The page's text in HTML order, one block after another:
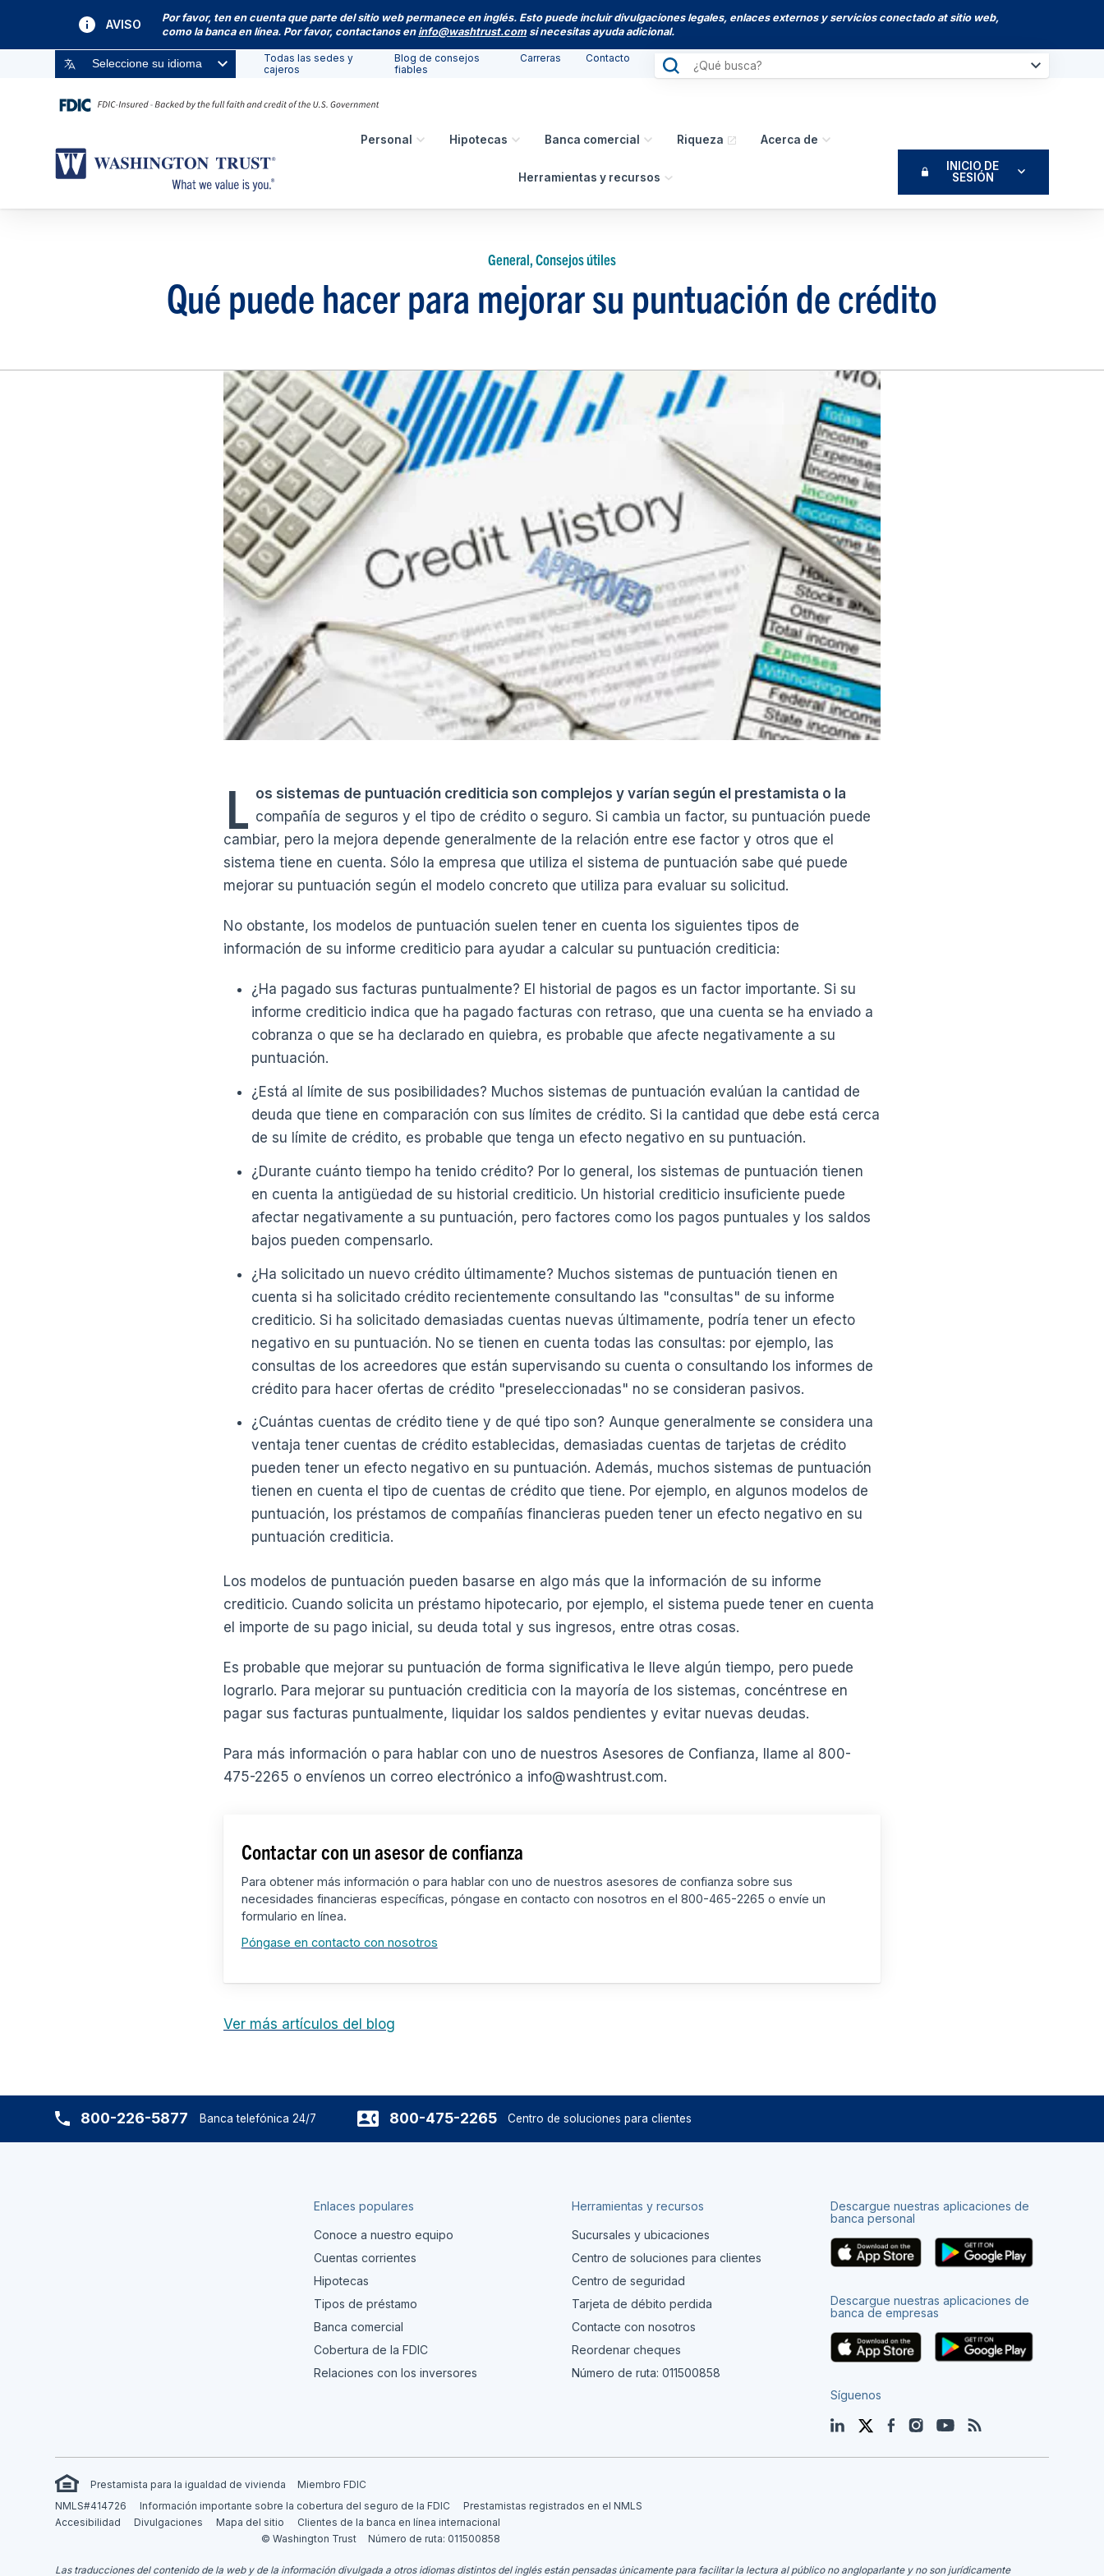
AVISO
Por favor, ten en cuenta que parte del sitio web permanece en inglés. Esto puede incluir divulgaciones legales, enlaces externos y servicios conectado at sitio web,
como la banca en línea. Por favor, contactanos en info@washtrust.com si necesitas ayuda adicional.
Seleccione su idioma
Todas las sedes y
cajeros
Blog de consejos
fiables
Carreras Contacto
Personal Hipotecas Banca comercial Riqueza Acerca de
Herramientas y recursos
INICIO DE
SESIÓN
General, Consejos útiles
Qué puede hacer para mejorar su puntuación de crédito
L os sistemas de puntuación crediticia son complejos y varían según el prestamista o la
compañía de seguros y el tipo de crédito o seguro. Si cambia un factor, su puntuación puede
cambiar, pero la mejora depende generalmente de la relación entre ese factor y otros que el
sistema tiene en cuenta. Sólo la empresa que utiliza el sistema de puntuación sabe qué puede
mejorar su puntuación según el modelo concreto que utiliza para evaluar su solicitud.
No obstante, los modelos de puntuación suelen tener en cuenta los siguientes tipos de
información de su informe crediticio para ayudar a calcular su puntuación crediticia:
¿Ha pagado sus facturas puntualmente? El historial de pagos es un factor importante. Si su
informe crediticio indica que ha pagado facturas con retraso, que una cuenta se ha enviado a
cobranza o que se ha declarado en quiebra, es probable que afecte negativamente a su
puntuación.
¿Está al límite de sus posibilidades? Muchos sistemas de puntuación evalúan la cantidad de
deuda que tiene en comparación con sus límites de crédito. Si la cantidad que debe está cerca
de su límite de crédito, es probable que tenga un efecto negativo en su puntuación.
¿Durante cuánto tiempo ha tenido crédito? Por lo general, los sistemas de puntuación tienen
en cuenta la antigüedad de su historial crediticio. Un historial crediticio insuficiente puede
afectar negativamente a su puntuación, pero factores como los pagos puntuales y los saldos
bajos pueden compensarlo.
¿Ha solicitado un nuevo crédito últimamente? Muchos sistemas de puntuación tienen en
cuenta si ha solicitado crédito recientemente consultando las "consultas" de su informe
crediticio. Si ha solicitado demasiadas cuentas nuevas últimamente, podría tener un efecto
negativo en su puntuación. No se tienen en cuenta todas las consultas: por ejemplo, las
consultas de los acreedores que están supervisando su cuenta o consultando los informes de
crédito para hacer ofertas de crédito "preseleccionadas" no se consideran pasivos.
¿Cuántas cuentas de crédito tiene y de qué tipo son? Aunque generalmente se considera una
ventaja tener cuentas de crédito establecidas, demasiadas cuentas de tarjetas de crédito
pueden tener un efecto negativo en su puntuación. Además, muchos sistemas de puntuación
tienen en cuenta el tipo de cuentas de crédito que tiene. Por ejemplo, en algunos modelos de
puntuación, los préstamos de compañías financieras pueden tener un efecto negativo en su
puntuación crediticia.
Los modelos de puntuación pueden basarse en algo más que la información de su informe
crediticio. Cuando solicita un préstamo hipotecario, por ejemplo, el sistema puede tener en cuenta
el importe de su pago inicial, su deuda total y sus ingresos, entre otras cosas.
Es probable que mejorar su puntuación de forma significativa le lleve algún tiempo, pero puede
lograrlo. Para mejorar su puntuación crediticia con la mayoría de los sistemas, concéntrese en
pagar sus facturas puntualmente, liquidar los saldos pendientes y evitar nuevas deudas.
Para más información o para hablar con uno de nuestros Asesores de Confianza, llame al 800-
475-2265 o envíenos un correo electrónico a info@washtrust.com.
Contactar con un asesor de confianza
Para obtener más información o para hablar con uno de nuestros asesores de confianza sobre sus
necesidades financieras específicas, póngase en contacto con nosotros en el 800-465-2265 o envíe un
formulario en línea.
Póngase en contacto con nosotros
Ver más artículos del blog
800-226-5877 Banca telefónica 24/7 800-475-2265 Centro de soluciones para clientes
Enlaces populares
Conoce a nuestro equipo
Cuentas corrientes
Hipotecas
Tipos de préstamo
Banca comercial
Cobertura de la FDIC
Relaciones con los inversores
Herramientas y recursos
Sucursales y ubicaciones
Centro de soluciones para clientes
Centro de seguridad
Tarjeta de débito perdida
Contacte con nosotros
Reordenar cheques
Número de ruta: 011500858
Descargue nuestras aplicaciones de
banca personal
Descargue nuestras aplicaciones de
banca de empresas
Síguenos
LinkedInTwitterFacebook
InstagramYouTube
Blog
Prestamista para la igualdad de vivienda
Miembro FDIC
NMLS#414726
Información importante sobre la cobertura del seguro de la FDIC
Prestamistas registrados en el NMLS
Accesibilidad
Divulgaciones Mapa del sitio
Clientes de la banca en línea internacional
© Washington Trust
Número de ruta: 011500858
Las traducciones del contenido de la web y de la información divulgada a otros idiomas distintos del inglés están pensadas únicamente para facilitar la lectura al público no angloparlante y no son jurídicamente